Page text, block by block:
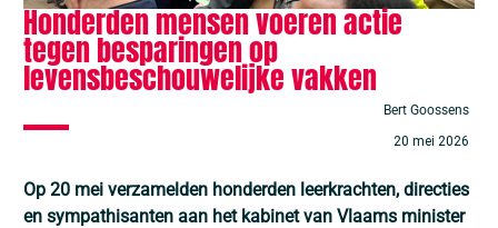
Honderden mensen voeren actie
tegen besparingen op
levensbeschouwelijke vakken
Bert Goossens
20 mei 2026
Op 20 mei verzamelden honderden leerkrachten, directies
en sympathisanten aan het kabinet van Vlaams minister